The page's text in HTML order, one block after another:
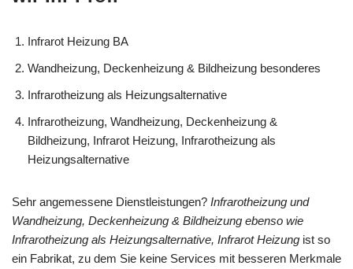
Infrarot Heizung BA
Wandheizung, Deckenheizung & Bildheizung besonderes
Infrarotheizung als Heizungsalternative
Infrarotheizung, Wandheizung, Deckenheizung &
Bildheizung, Infrarot Heizung, Infrarotheizung als
Heizungsalternative
Sehr angemessene Dienstleistungen? Infrarotheizung und
Wandheizung, Deckenheizung & Bildheizung ebenso wie
Infrarotheizung als Heizungsalternative, Infrarot Heizung ist so
ein Fabrikat, zu dem Sie keine Services mit besseren Merkmale